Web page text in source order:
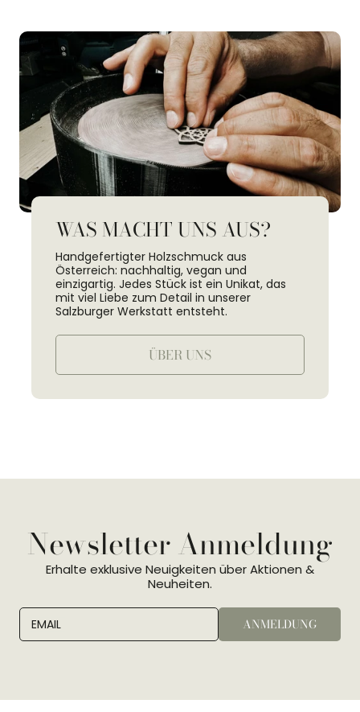
WAS MACHT UNS AUS?
Handgefertigter Holzschmuck aus
Österreich: nachhaltig, vegan und
einzigartig. Jedes Stück ist ein Unikat, das
mit viel Liebe zum Detail in unserer
Salzburger Werkstatt entsteht.
ÜBER UNS
Newsletter Anmeldung
Erhalte exklusive Neuigkeiten über Aktionen &
Neuheiten.
EMAIL ANMELDUNG